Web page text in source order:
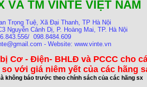
VÀ TM VINTE VIỆT NAM
Trọng Tuệ, Xã Đại Thanh, TP Hà Nội
Nguyễn Cảnh Dị, P. Hoàng Mai, TP. Hà Nội
098.8484.609
- Website: www.vinte.vn
Cơ - Điện- BHLĐ và PCCC cho
với giá niêm yết của các hãng
không báo trước theo chính sách của các hãng sx